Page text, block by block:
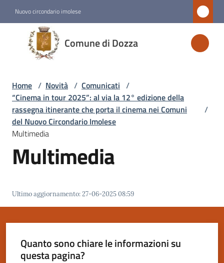
Nuovo circondario imolese
Comune di Dozza
Comune
di
Dozza
Amministrazione
Novità
Menu selezionato
Home / Novità / Comunicati /
“Cinema in tour 2025”: al via la 12° edizione della
rassegna itinerante che porta il cinema nei Comuni
del Nuovo Circondario Imolese
/
Multimedia
Multimedia
Ultimo aggiornamento:27-06-2025 08:59
Quanto sono chiare le informazioni su
questa pagina?